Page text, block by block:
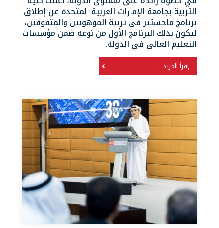
التربية بجامعة الإمارات العربية المتحدة عن إطلاق
برنامج ماجستير في تربية الموهوبين والمتفوقين،
ليكون بذلك البرنامج الأول من نوعه ضمن مؤسسات
التعليم العالي في الدولة.
إقرأ المزيد